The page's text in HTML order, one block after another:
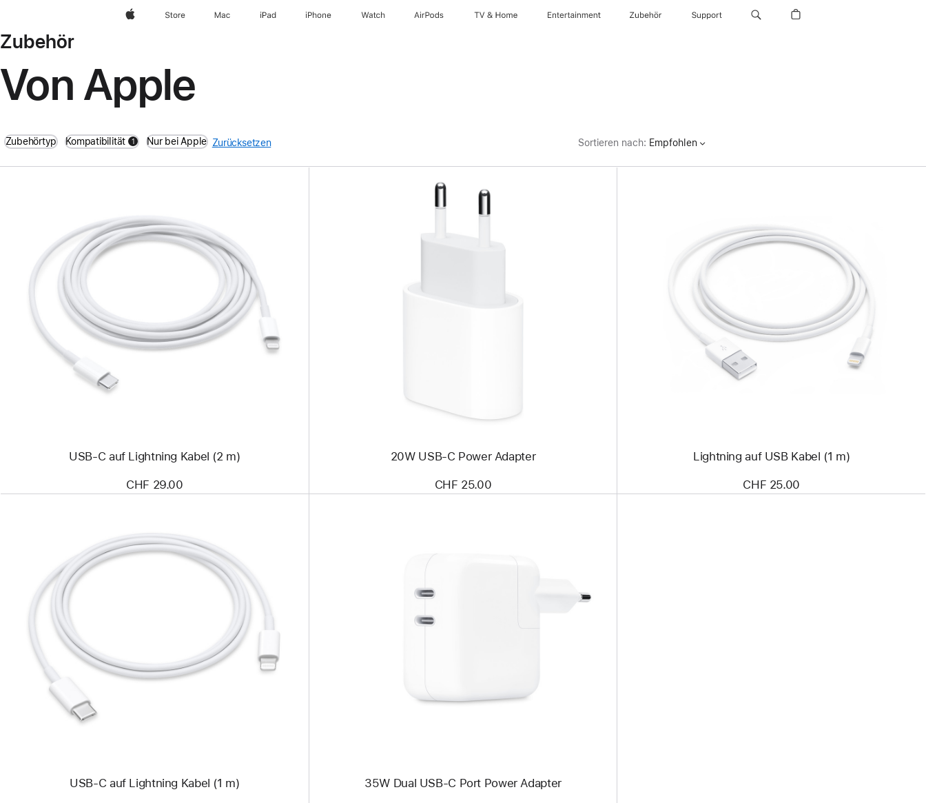
Apple Store Mac iPad iPhone Watch AirPods TV & Home Entertainment Zubehör Support
Zubehör
Von Apple
Zubehörtyp Kompatibilität 1
filters active
Nur bei Apple Zurücksetzen Sortieren nach: Empfohlen
USB‑C
auf
Lightning
USB‑C auf Lightning Kabel (2 m)
CHF 29.00
20W USB‑C Power Adapter
CHF 25.00
Lightning
auf
Kabel
(1 m)
Lightning auf USB Kabel (1 m)
CHF 25.00
auf
Lightning
USB‑C auf Lightning Kabel (1 m)
Power Adapter
35W Dual USB‑C Port Power Adapter